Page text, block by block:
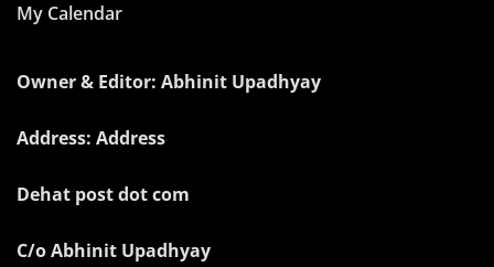
My Calendar
Owner & Editor: Abhinit Upadhyay
Address: Address
Dehat post dot com
C/o Abhinit Upadhyay